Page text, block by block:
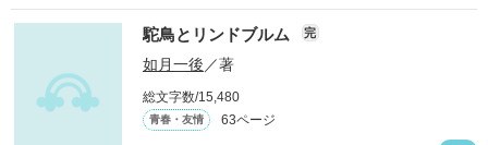
作品を読む
遠くから見ているだけで
じゅうぶんだったよ
それは奇跡が起きる一日限りの聖夜。
だから、サンタさん。
駝鳥とリンドブルム 完
如月一後／著
総文字数/15,480
青春・友情 63ページ